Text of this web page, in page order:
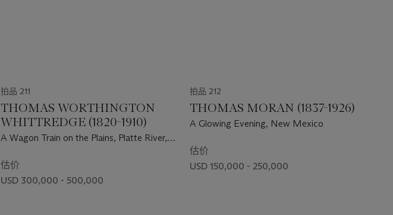
拍品 211
THOMAS WORTHINGTON
WHITTREDGE (1820-1910)
A Wagon Train on the Plains, Platte River,
估价
USD 300,000 - 500,000
拍品 212
THOMAS MORAN (1837-1926)
A Glowing Evening, New Mexico
估价
USD 150,000 - 250,000